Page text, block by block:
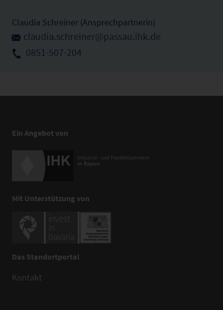
Claudia Schreiner (Ansprechpartnerin)
claudia.schreiner@passau.ihk.de
0851-507-204
Ein Angebot von
Mit Unterstützung von
Das Standortportal
Kontakt